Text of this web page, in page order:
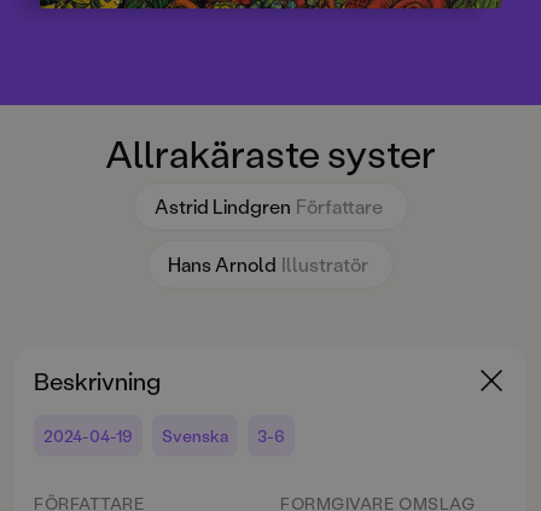
Allrakäraste syster
Astrid Lindgren Författare
Hans Arnold Illustratör
Beskrivning
2024-04-19 Svenska 3-6
FÖRFATTARE FORMGIVARE OMSLAG